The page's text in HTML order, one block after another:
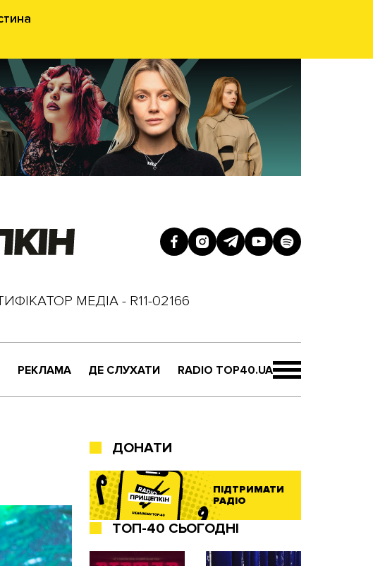
МЕДІА - R11-02166
РЕКЛАМА ДЕ СЛУХАТИ RADIO TOP40.UA
ДОНАТИ
ПІДТРИМАТИ
РАДІО
ТОП-40 СЬОГОДНІ